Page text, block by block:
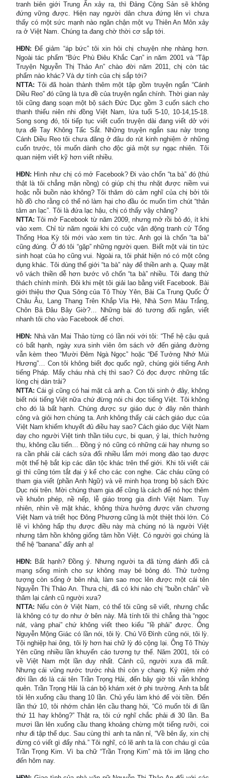
tranh biên giới Trung Ấn xảy ra, thì Đảng Cộng Sản sẽ không
đứng vững được. Hiện nay người dân chưa đứng lên vì chưa
thấy có một sức mạnh nào ngăn chận một vụ Thiên An Môn xảy
ra ở Việt Nam. Chúng ta đang chờ thời cơ sắp tới.
HĐN: Để giảm “áp bức” tôi xin hỏi chị chuyện nhẹ nhàng hơn.
Ngoài tác phẩm “Bức Phù Điêu Khắc Cạn” in năm 2001 và “Tập
Truyện Nguyễn Thị Thảo An” chào đời năm 2011, chị còn tác
phẩm nào khác? Và dự tính của chị sắp tới?
NTTA: Tôi đã hoàn thành thêm một tập gồm truyện ngắn “Cánh
Diều Reo” đó cũng là tựa đề của truyện ngắn chính. Thời gian này
tôi cũng đang soạn một bộ sách Đức Dục gồm 3 cuốn sách cho
thanh thiếu niên nhi đồng Việt Nam, lứa tuổi 5-10, 10-14,15-18.
Song song đó, tôi tiếp tục viết cuốn truyện dài đang viết dở với
tựa đề Tay Không Tấc Sắt. Những truyện ngắn sau này trong
Cánh Diều Reo tôi chưa đăng ở đâu do rút kinh nghiệm ở những
cuốn trước, tôi muốn dành cho độc giả một sự ngạc nhiên. Tôi
quan niệm viết kỹ hơn viết nhiều.
HĐN: Hình như chị có mở Facebook? Đi vào chốn “ta bà” đó (thú
thật là tôi chẳng mặn nồng) có giúp chị thu nhặt được niềm vui
hoặc nỗi buồn nào không? Tôi thăm dò cảm nghĩ của chị bởi tôi
hồ đồ cho rằng có thể nó làm hại cho đầu óc muốn tìm chút “thân
tâm an lạc”. Tôi là đứa lạc hậu, chị có thấy vậy chăng?
NTTA: Tôi mở Facebook từ năm 2009, nhưng mở rồi bỏ đó, ít khi
vào xem. Chỉ từ năm ngoái khi có cuộc vận động tranh cử Tổng
Thống Hoa Kỳ tôi mới vào xem tin tức. Anh gọi là chốn “ta bà”
cũng đúng. Ở đó tôi “gặp” những người quen. Biết một vài tin tức
sinh hoạt của họ cũng vui. Ngoài ra, tôi phát hiện nó có một công
dụng khác. Tôi dùng thế giới “ta bà” này để thiền anh ạ. Quay mặt
vô vách thiền dễ hơn bước vô chốn “ta bà” nhiều. Tôi đang thử
thách chính mình. Đôi khi mệt tôi giải lao bằng viết Facebook. Bài
giới thiệu thơ Qua Sông của Tô Thùy Yên, Bài Ca Trung Quốc Ở
Châu Âu, Lang Thang Trên Khắp Vỉa Hè, Nhà Sơn Màu Trắng,
Chôn Bả Đâu Bây Giờ?… Những bài đó tương đối ngắn, viết
nhanh tôi cho vào Facebook để chơi.
HĐN: Nhà văn Mai Thảo từng có lần nói với tôi: “Thế hệ cậu quả
có bất hạnh, ngày xưa sinh viên ôm sách vở đến giảng đường
vẫn kèm theo “Mười Đêm Ngà Ngọc” hoặc “Để Tưởng Nhớ Mùi
Hương”… Con tôi không biết đọc quốc ngữ, chúng giỏi tiếng Anh
tiếng Pháp. Mấy cháu nhà chị thì sao? Có đọc được những tấc
lòng chị dàn trải?
NTTA: Cái gì cũng có hai mặt cả anh ạ. Con tôi sinh ở đây, không
biết nói tiếng Việt nữa chứ đừng nói chi đọc tiếng Việt. Tôi không
cho đó là bất hạnh. Chúng được sự giáo dục ở đây nên thành
công và giỏi hơn chúng ta. Anh không thấy cái cách giáo dục của
Việt Nam khiếm khuyết đủ điều hay sao? Cách giáo dục Việt Nam
dạy cho người Việt tinh thần tiêu cực, bi quan, ỷ lại, thích hưởng
thụ, không cầu tiến… Đồng ý nó cũng có những cái hay nhưng so
ra cần phải cải cách sửa đổi nhiều lắm mới mong đào tạo được
một thế hệ bắt kịp các dân tộc khác trên thế giới. Khi tôi viết cái
gì thì cũng tóm tắt đại ý kể cho các con nghe. Các cháu cũng có
tham gia viết (phần Anh Ngữ) và vẽ minh họa trong bộ sách Đức
Dục nói trên. Mời chúng tham gia để cũng là cách để nó học thêm
về khuôn phép, nề nếp, lễ giáo trong gia đình Việt Nam. Tuy
nhiên, nhìn về mặt khác, không thừa hưởng được văn chương
Việt Nam và triết học Đông Phương cũng là một thiệt thòi lớn. Có
lẽ vì không hấp thụ được điều này mà chúng nó là người Việt
nhưng tâm hồn không giống tâm hồn Việt. Có người gọi chúng là
thế hệ “banana” đấy anh ạ!
HĐN: Bất hạnh? Đồng ý. Nhưng người ta đã từng đánh đổi cả
mạng sống mình cho sự không may bé bỏng đó. Thử tưởng
tượng còn sống ở bên nhà, làm sao mọc lên được một cái tên
Nguyễn Thị Thảo An. Thưa chị, đã có khi nào chị “buồn chân” về
thăm lại cảnh cũ người xưa?
NTTA: Nếu còn ở Việt Nam, có thể tôi cũng sẽ viết, nhưng chắc
là không có tự do như ở bên này. Mà tính tôi thì chẳng thà “ngọc
nát, vàng phai” chứ không viết theo kiểu "lề phải” được. Ông
Nguyễn Mộng Giác có lần nói, tôi lỳ. Chú Võ Đình cũng nói, tôi lỳ.
Tội nghiệp hai ông, tôi lỳ hơn hai chữ lỳ đó cộng lại. Ông Tô Thùy
Yên cũng nhiều lần khuyến cáo tương tự thế. Năm 2001, tôi có
về Việt Nam một lần duy nhất. Cảnh cũ, người xưa đã mất.
Nhưng cái vũng nước trước nhà thì còn y chang. Kỷ niệm nhớ
đời lần đó là cái tên Trần Trọng Hải, đến bây giờ tôi vẫn không
quên. Trần Trọng Hải là cán bộ khám xét ở phi trường. Anh ta bắt
tôi lên xuống cầu thang 10 lần. Chủ yếu làm khó để vòi tiền. Đến
lần thứ 10, tôi nhớm chân lên cầu thang hỏi, “Có muốn tôi đi lần
thứ 11 hay không?” Thật ra, tôi cứ nghĩ chắc phải đi 30 lần. Ba
mươi lần lên xuống cầu thang khoảng chừng một tiếng rưỡi, coi
như đi tập thể dục. Sau cùng thì anh ta năn nỉ, “Về bên ấy, xin chị
đừng có viết gì đấy nhá.” Tôi nghĩ, có lẽ anh ta là con cháu gì của
Trần Trọng Kim. Vì ba chữ “Trần Trọng Kim” mà tôi im lặng cho
đến hôm nay.